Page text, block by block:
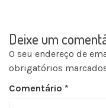
Deixe um
O seu endereço de
obrigatórios
Comentário *